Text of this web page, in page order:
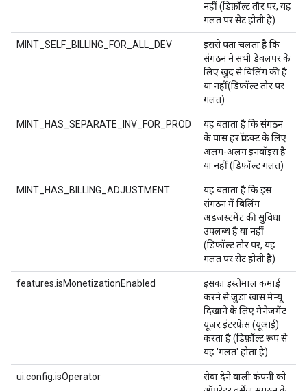
नहीं (डिफ़ॉल्ट तौर पर, यह
गलत पर सेट होती है)
MINT_SELF_BILLING_FOR_ALL_DEV
इससे पता चलता है कि
संगठन ने सभी डेवलपर के
लिए खुद से बिलिंग की है
या नहीं(डिफ़ॉल्ट तौर पर
गलत)
MINT_HAS_SEPARATE_INV_FOR_PROD
यह बताता है कि संगठन
के पास हर प्रॉडक्ट के लिए
अलग-अलग इनवॉइस है
या नहीं (डिफ़ॉल्ट गलत)
MINT_HAS_BILLING_ADJUSTMENT
यह बताता है कि इस
संगठन में बिलिंग
अडजस्टमेंट की सुविधा
उपलब्ध है या नहीं
(डिफ़ॉल्ट तौर पर, यह
गलत पर सेट होती है)
features.isMonetizationEnabled
इसका इस्तेमाल कमाई
करने से जुड़ा खास मेन्यू
दिखाने के लिए मैनेजमेंट
यूज़र इंटरफ़ेस (यूआई)
करता है (डिफ़ॉल्ट रूप से
यह 'गलत' होता है)
ui.config.isOperator
सेवा देने वाली कंपनी को